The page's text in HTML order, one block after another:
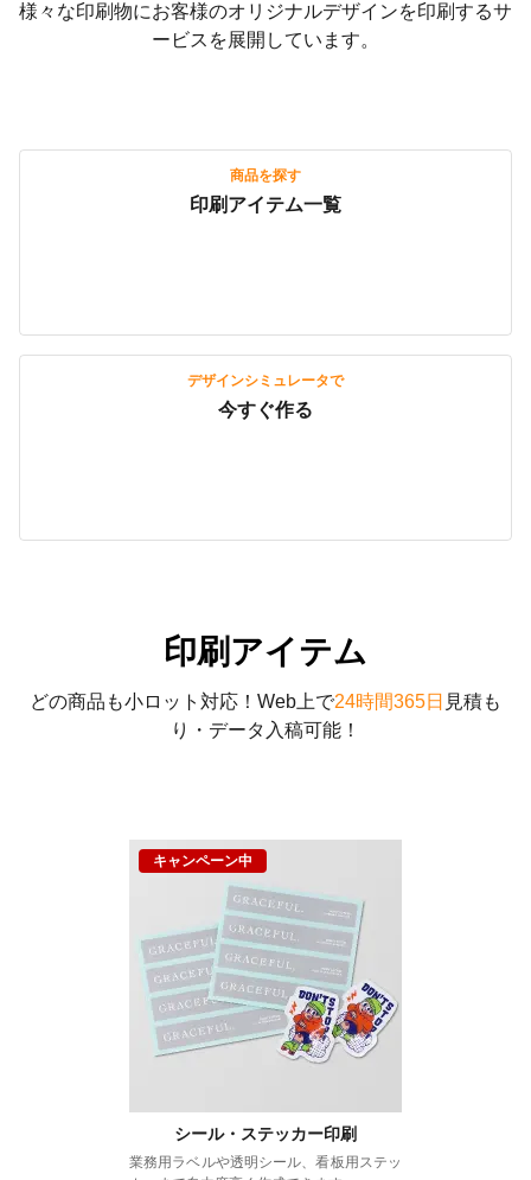
様々な印刷物にお客様のオリジナルデザインを印刷するサ
ービスを展開しています。
商品を探す
印刷アイテム一覧
デザインシミュレータで
今すぐ作る
印刷アイテム
どの商品も小ロット対応！Web上で24時間365日 見積も
り・データ入稿可能！
シール・ステッカー印刷
業務用ラベルや透明シール、看板用ステッ